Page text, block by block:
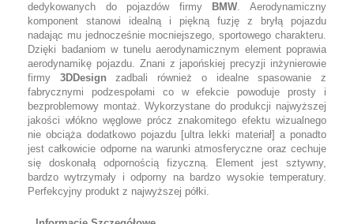
dedykowanych do pojazdów firmy
BMW. Aerodynamiczny
komponent stanowi idealną i piękną fuzję z bryłą pojazdu
nadając mu jednocześnie mocniejszego, sportowego charakteru.
Dzięki badaniom w tunelu aerodynamicznym element poprawia
aerodynamikę pojazdu. Znani z japońskiej precyzji inżynierowie
firmy 3DDesign zadbali również o idealne spasowanie z
fabrycznymi podzespołami co w efekcie powoduje prosty i
bezproblemowy montaż. Wykorzystane do produkcji najwyższej
jakości włókno węglowe prócz znakomitego efektu wizualnego
nie obciąża dodatkowo pojazdu [ultra lekki materiał] a ponadto
jest całkowicie odporne na warunki atmosferyczne oraz cechuje
się doskonałą odpornością fizyczną. Element jest sztywny,
bardzo wytrzymały i odporny na bardzo wysokie temperatury.
Perfekcyjny produkt z najwyższej półki.